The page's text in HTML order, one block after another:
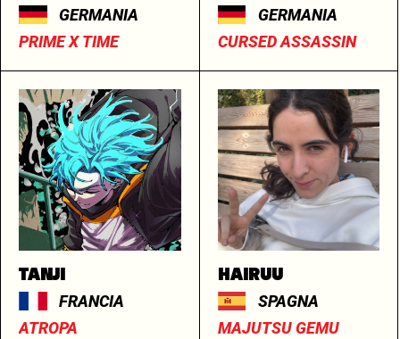
GERMANIA
PRIME X TIME
GERMANIA
CURSED ASSASSIN
TANJI
FRANCIA
ATROPA
HAIRUU
SPAGNA
MAJUTSU GEMU